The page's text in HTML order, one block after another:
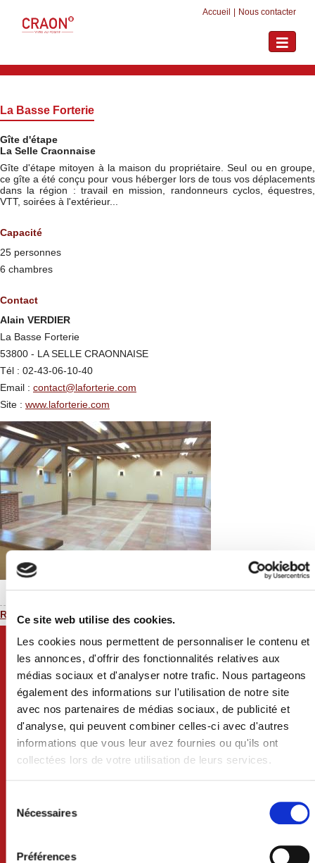
Ce site web utilise des cookies.
Les cookies nous permettent de personnaliser le contenu et
les annonces, d'offrir des fonctionnalités relatives aux
médias sociaux et d'analyser notre trafic. Nous partageons
également des informations sur l'utilisation de notre site
avec nos partenaires de médias sociaux, de publicité et
d'analyse, qui peuvent combiner celles-ci avec d'autres
informations que vous leur avez fournies ou qu'ils ont
collectées lors de votre utilisation de leurs services.
consentement
Nécessaires
Préférences
Accueil Nous contacter
Toggle
La Basse Forterie
Gîte d'étape
La Selle Craonnaise
Gîte d'étape mitoyen à la maison du propriétaire. Seul ou en groupe,
ce gîte a été conçu pour vous héberger lors de tous vos déplacements
dans la région : travail en mission, randonneurs cyclos, équestres,
VTT, soirées à l'extérieur...
Capacité
25 personnes
6 chambres
Contact
Alain VERDIER
La Basse Forterie
53800 - LA SELLE CRAONNAISE
Tél : 02-43-06-10-40
Email : contact@laforterie.com
Site : www.laforterie.com
Retour à la liste des gîtes
VILLE DE CRAON
BP 74 - 53400 CRAON